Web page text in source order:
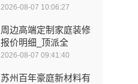
2026-08-07 10:06:27
周边高端定制家庭装修
报价明细_顶派全
2026-08-07 09:41:40
苏州百年豪庭新材料有